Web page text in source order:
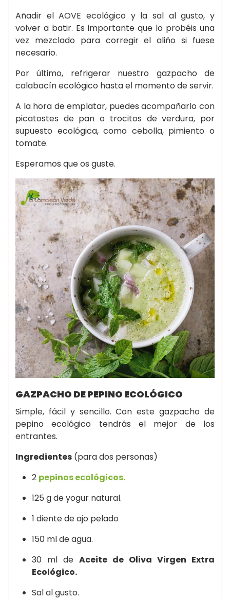
Añadir el AOVE ecológico y la sal al gusto, y
volver a batir. Es importante que lo probéis una
vez mezclado para corregir el aliño si fuese
necesario.
Por último, refrigerar nuestro gazpacho de
calabacín ecológico hasta el momento de servir.
A la hora de emplatar, puedes acompañarlo con
picatostes de pan o trocitos de verdura, por
supuesto ecológica, como cebolla, pimiento o
tomate.
Esperamos que os guste.
GAZPACHO DE PEPINO ECOLÓGICO
Simple, fácil y sencillo. Con este gazpacho de
pepino ecológico tendrás el mejor de los
entrantes.
Ingredientes (para dos personas)
2 pepinos ecológicos.
125 g de yogur natural.
1 diente de ajo pelado
150 ml de agua.
30 ml de Aceite de Oliva Virgen Extra
Ecológico.
Sal al gusto.